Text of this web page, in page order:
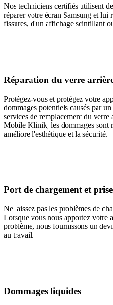
Nos techniciens certifiés utilisent
réparer votre écran Samsung et lui
fissures, d'un affichage scintillant
Réparation du verre
Protégez-vous et protégez votre
dommages potentiels causés par
services de remplacement du verre
Mobile Klinik, les dommages sont
améliore l'esthétique et la sécurité.
Port de chargement et
Ne laissez pas les problèmes de
Lorsque vous nous apportez votre
problème, nous fournissons un
au travail.
Dommages liquides